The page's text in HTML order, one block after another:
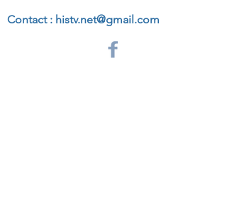
Contact : histv.net@gmail.com